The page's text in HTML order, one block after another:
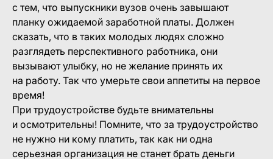
с тем, что выпускники вузов очень завышают
планку ожидаемой заработной платы. Должен
сказать, что в таких молодых людях сложно
разглядеть перспективного работника, они
вызывают улыбку, но не желание принять их
на работу. Так что умерьте свои аппетиты на первое
время!
При трудоустройстве будьте внимательны
и осмотрительны! Помните, что за трудоустройство
не нужно ни кому платить, так как ни одна
серьезная организация не станет брать деньги